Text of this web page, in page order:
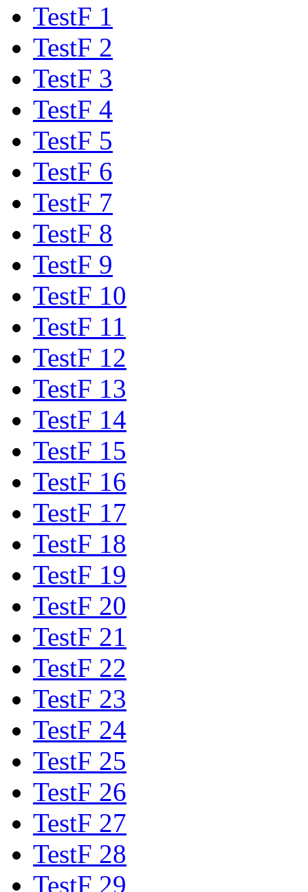
TestF 1
TestF 2
TestF 3
TestF 4
TestF 5
TestF 6
TestF 7
TestF 8
TestF 9
TestF 10
TestF 11
TestF 12
TestF 13
TestF 14
TestF 15
TestF 16
TestF 17
TestF 18
TestF 19
TestF 20
TestF 21
TestF 22
TestF 23
TestF 24
TestF 25
TestF 26
TestF 27
TestF 28
TestF 29